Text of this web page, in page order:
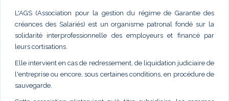
L'AGS (Association pour la gestion du régime de Garantie des
créances des Salariés) est un organisme patronal fondé sur la
solidarité interprofessionnelle des employeurs et financé par
leurs cortisations.
Elle intervient en cas de redressement, de liquidation judiciaire de
l'entreprise ou encore, sous certaines conditions, en procédure de
sauvegarde.